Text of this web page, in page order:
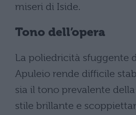
miseri di Iside.
Tono dell’opera
La poliedricità sfuggente
Apuleio rende difficile
sia il tono prevalente
stile brillante e